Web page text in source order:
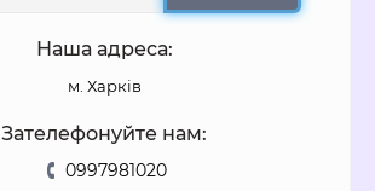
Наша адреса:
м. Харків
Зателефонуйте нам:
0997981020